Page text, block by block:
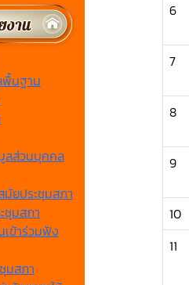
พื้นฐาน
ลส่วนบุคคล
ยประชุมสภา
ชุมสภา
ข้าร่วมฟัง
มสภา
6
7
8
9
10
11